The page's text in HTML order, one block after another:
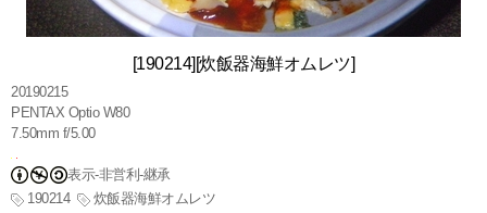
[190214][炊飯器海鮮オムレツ]
20190215
PENTAX Optio W80
7.50mm f/5.00
表示-非営利-継承
190214
炊飯器海鮮オムレツ